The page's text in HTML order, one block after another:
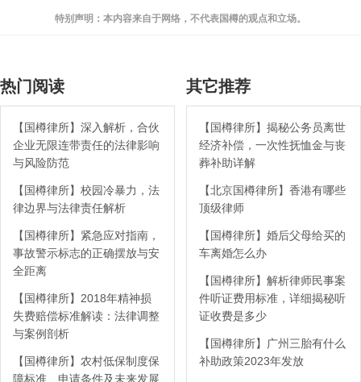
特别声明：本内容来自于网络，不代表国樽的观点和立场。
热门阅读
【国樽律所】深入解析，合伙
企业无限连带责任的法律影响
与风险防范
【国樽律所】校园冷暴力，法
律边界与法律责任解析
【国樽律所】紧急应对指南，
事故警示标志的正确摆放与安
全距离
【国樽律所】2018年精神损
失费赔偿标准解读：法律调整
与案例剖析
【国樽律所】农村低保制度保
障标准、申请条件及未来发展
其它推荐
【国樽律所】揭秘公务员离世
经济补偿，一次性抚恤金与丧
葬补助详解
【北京国樽律所】香港有哪些
顶级律师
【国樽律所】婚后父母给买的
车离婚怎么办
【国樽律所】解析律师民事案
件听证费用标准，详细揭秘听
证收费是多少
【国樽律所】广州三胎有什么
补助政策2023年发放